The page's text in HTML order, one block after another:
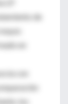
de
en
con
los